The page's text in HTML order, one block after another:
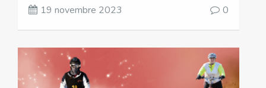
19 novembre 2023 0